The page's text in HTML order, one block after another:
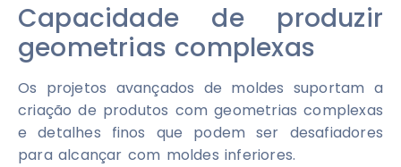
Capacidade de produzir
geometrias complexas
Os projetos avançados de moldes suportam a
criação de produtos com geometrias complexas
e detalhes finos que podem ser desafiadores
para alcançar com moldes inferiores.